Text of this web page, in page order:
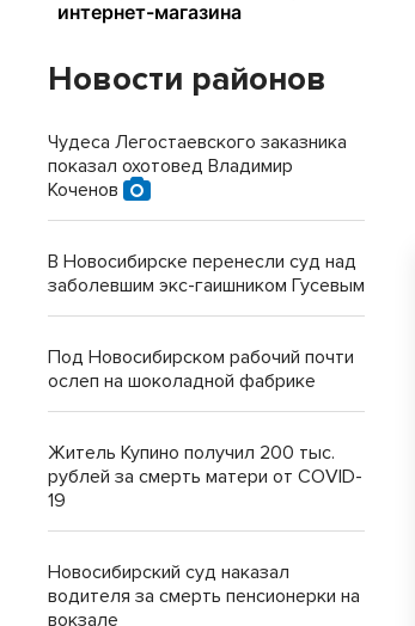
Новости районов
Чудеса Легостаевского заказника
показал охотовед Владимир
Коченов
В Новосибирске перенесли суд над
заболевшим экс-гаишником Гусевым
Под Новосибирском рабочий почти
ослеп на шоколадной фабрике
Житель Купино получил 200 тыс.
рублей за смерть матери от COVID-
19
Новосибирский суд наказал
водителя за смерть пенсионерки на
вокзале